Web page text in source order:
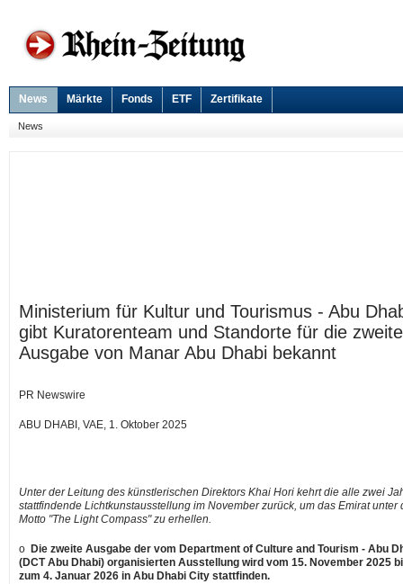
News Märkte Fonds ETF Zertifikate
News
Ministerium für Kultur und Tourismus - Abu
gibt Kuratorenteam und Standorte für die zweite
Ausgabe von Manar Abu Dhabi bekannt
PR Newswire
ABU DHABI, VAE, 1. Oktober 2025
Unter der Leitung des künstlerischen Direktors Khai Hori kehrt die alle zwei
stattfindende Lichtkunstausstellung im November zurück, um das Emirat unter
Motto "The Light Compass" zu erhellen.
o Die zweite Ausgabe der vom Department of Culture and Tourism - Abu
(DCT Abu Dhabi) organisierten Ausstellung wird vom 15. November 2025
zum 4. Januar 2026 in Abu Dhabi City stattfinden.